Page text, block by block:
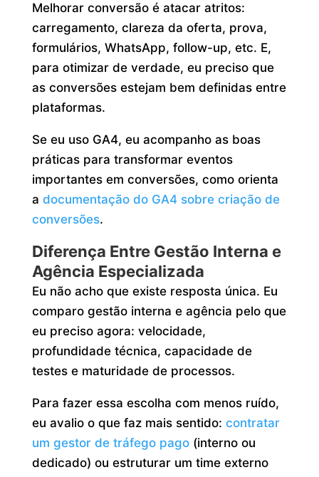
Melhorar conversão é atacar atritos:
carregamento, clareza da oferta, prova,
formulários, WhatsApp, follow-up, etc. E,
para otimizar de verdade, eu preciso que
as conversões estejam bem definidas entre
plataformas.
Se eu uso GA4, eu acompanho as boas
práticas para transformar eventos
importantes em conversões, como orienta
a documentação do GA4 sobre criação de
conversões.
Diferença Entre Gestão Interna e
Agência Especializada
Eu não acho que existe resposta única. Eu
comparo gestão interna e agência pelo que
eu preciso agora: velocidade,
profundidade técnica, capacidade de
testes e maturidade de processos.
Para fazer essa escolha com menos ruído,
eu avalio o que faz mais sentido: contratar
um gestor de tráfego pago(interno ou
dedicado) ou estruturar um time externo